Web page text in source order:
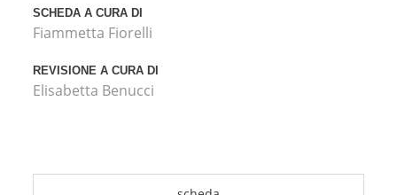
SCHEDA A CURA DI
Fiammetta Fiorelli
REVISIONE A CURA DI
Elisabetta Benucci